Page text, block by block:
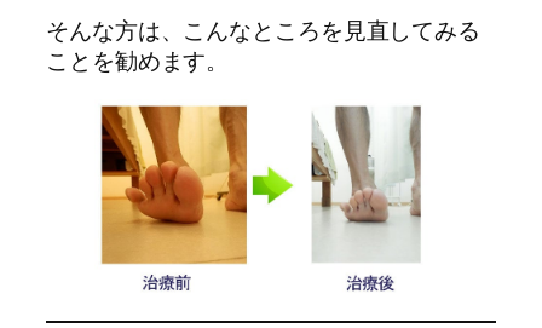
そんな方は、こんなところを見直してみる
ことを勧めます。